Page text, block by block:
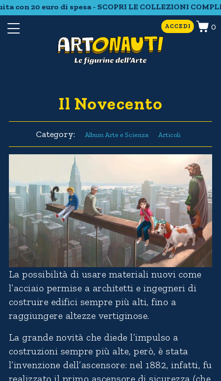
con 20 euro di spesa - SCOPRI LE COLLEZIONI
ACCEDI 0
Il Novecento
Category: Album Arte e Scienza Articoli
La possibilità di usare materiali nuovi come
l’acciaio permise a architetti e ingegneri di
costruire edifici sempre più alti, fino a
raggiungere altezze vertiginose.
La grande novità che diede l’impulso a
costruzioni sempre più alte, però, è stata
l’invenzione dell’ascensore: nel 1882, infatti, fu
realizzato il primo ascensore di sicurezza (che